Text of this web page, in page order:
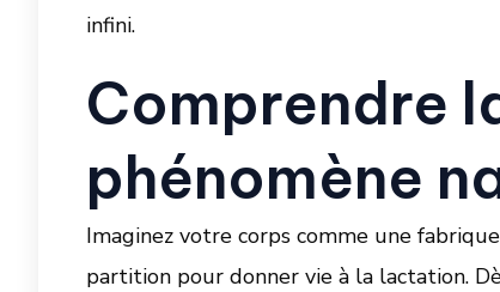
infini.
Comprendre
phénomène
Imaginez votre corps comme une
partition pour donner vie à la lactation.